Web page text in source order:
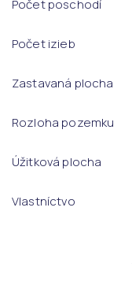
Počet poschodí
Počet izieb
Zastavaná plocha
Rozloha pozemku
Úžitková plocha
Vlastníctvo